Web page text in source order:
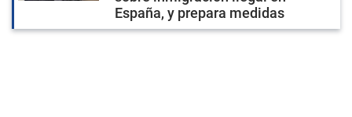
España, y prepara medidas